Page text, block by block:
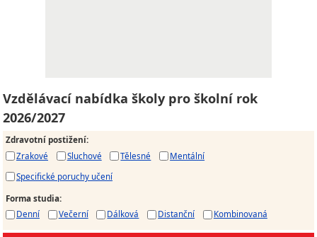
Vzdělávací nabídka školy pro školní rok
2026/2027
Zdravotní postižení:
Zrakové
Sluchové Tělesné
Mentální
Specifické poruchy učení
Forma studia:
Denní
Večerní Dálková Distanční Kombinovaná